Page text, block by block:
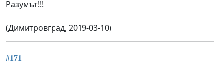
Разумът!!!
(Димитровград, 2019-03-10)
#171